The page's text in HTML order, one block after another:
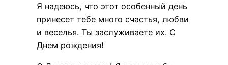
Я надеюсь, что этот особенный день
принесет тебе много счастья, любви
и веселья. Ты заслуживаете их. С
Днем ​​рождения!